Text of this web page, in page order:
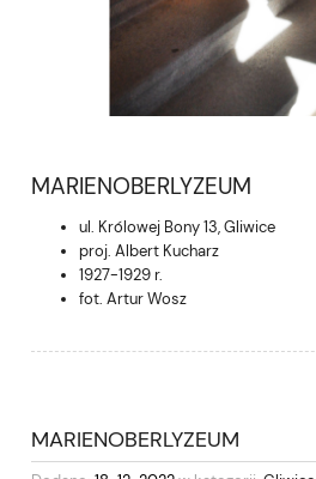
MARIENOBERLYZEUM
ul. Królowej Bony 13, Gliwice
proj. Albert Kucharz
1927-1929 r.
fot. Artur Wosz
MARIENOBERLYZEUM